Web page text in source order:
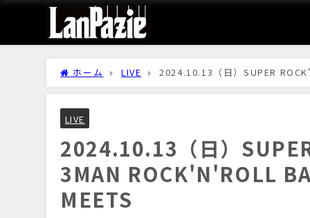
ホーム LIVE
2024.10.13（日）SUPER
@大塚MEETS
LIVE
2024.10.13（日）
3MAN ROCK'N'ROLL
MEETS